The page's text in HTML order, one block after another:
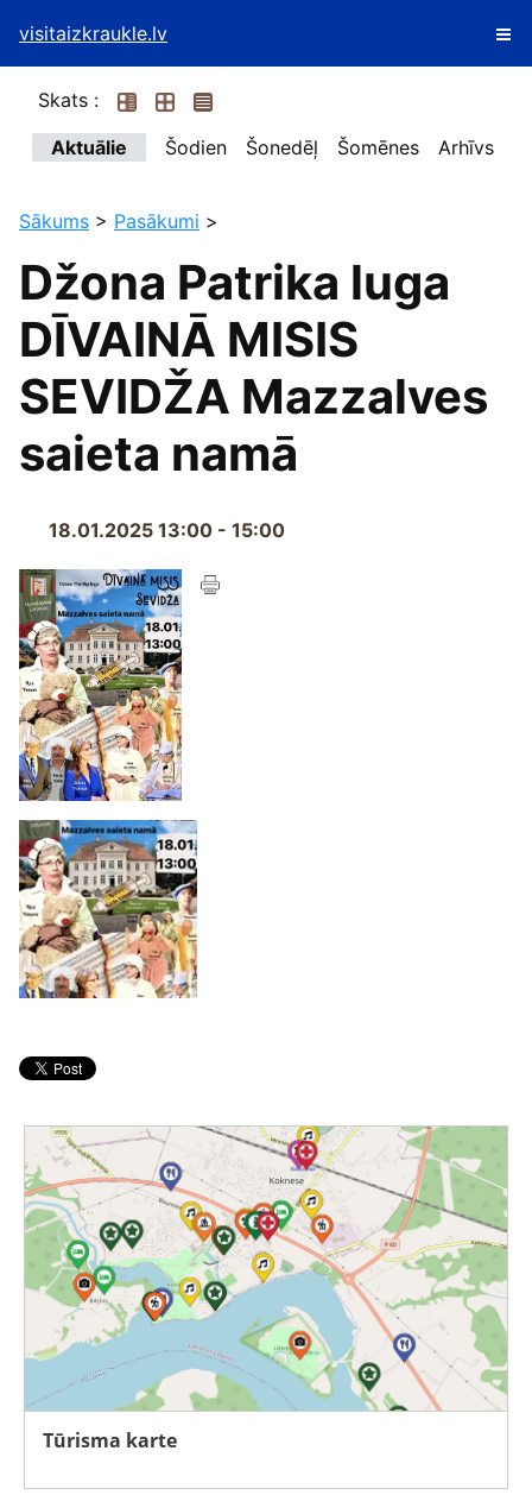
visitaizkraukle.lv
Skats :
Aktuālie
Šodien Šonedēļ Šomēnes Arhīvs
Sākums > Pasākumi >
Džona Patrika luga
DĪVAINĀ MISIS
SEVIDŽA Mazzalves
saieta namā
18.01.2025 13:00 - 15:00
Tūrisma karte